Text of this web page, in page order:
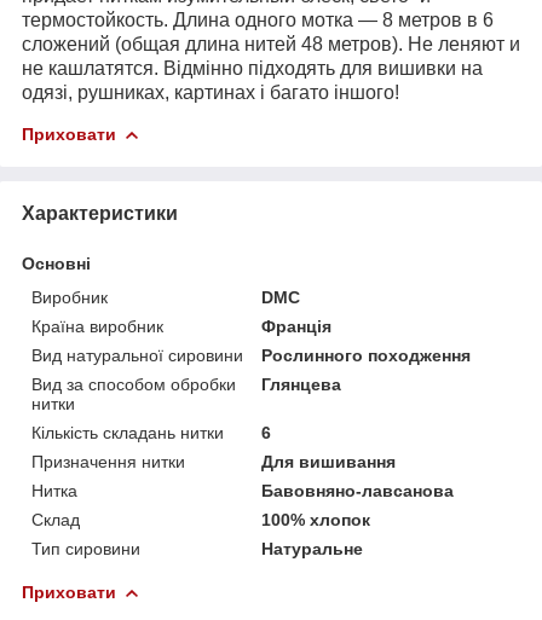
термостойкость. Длина одного мотка ― 8 метров в 6
сложений (общая длина нитей 48 метров). Не леняют и
не кашлатятся. Відмінно підходять для вишивки на
одязі, рушниках, картинах і багато іншого!
Приховати
Характеристики
Основні
Виробник
DMC
Країна виробник
Франція
Вид натуральної сировини
Рослинного походження
Вид за способом обробки
нитки
Глянцева
Кількість складань нитки
6
Призначення нитки
Для вишивання
Нитка
Бавовняно-лавсанова
Склад
100% хлопок
Тип сировини
Натуральне
Приховати